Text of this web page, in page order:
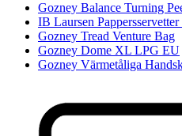
Gozney Balance Turning
IB Laursen
Gozney Tread Venture Bag
Gozney Dome XL LPG EU
Gozney Värmetåliga